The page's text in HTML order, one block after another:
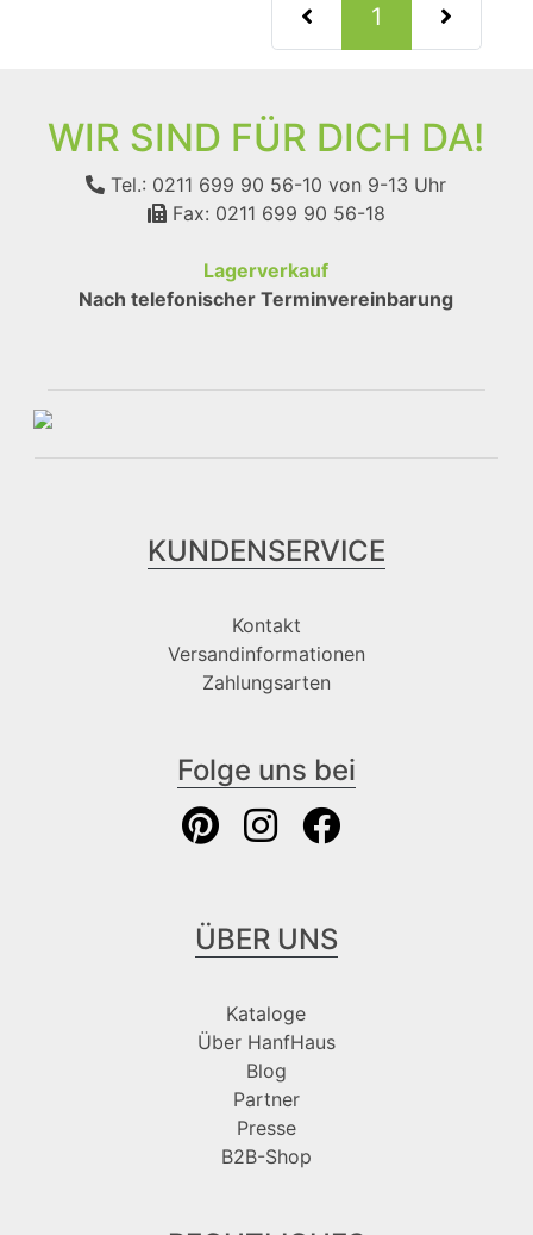
1 (current)
WIR SIND FÜR DICH DA!
Tel.: 0211 699 90 56-10 von 9-13 Uhr
Fax: 0211 699 90 56-18
Lagerverkauf
Nach telefonischer Terminvereinbarung
KUNDENSERVICE
Kontakt
Versandinformationen
Zahlungsarten
Folge uns bei
ÜBER UNS
Kataloge
Über HanfHaus
Blog
Partner
Presse
B2B-Shop